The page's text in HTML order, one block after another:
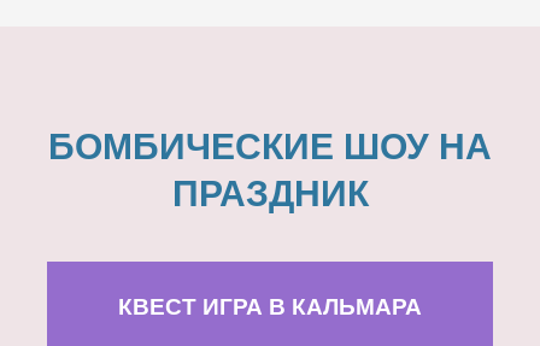
БОМБИЧЕСКИЕ ШОУ НА
ПРАЗДНИК
КВЕСТ ИГРА В КАЛЬМАРА